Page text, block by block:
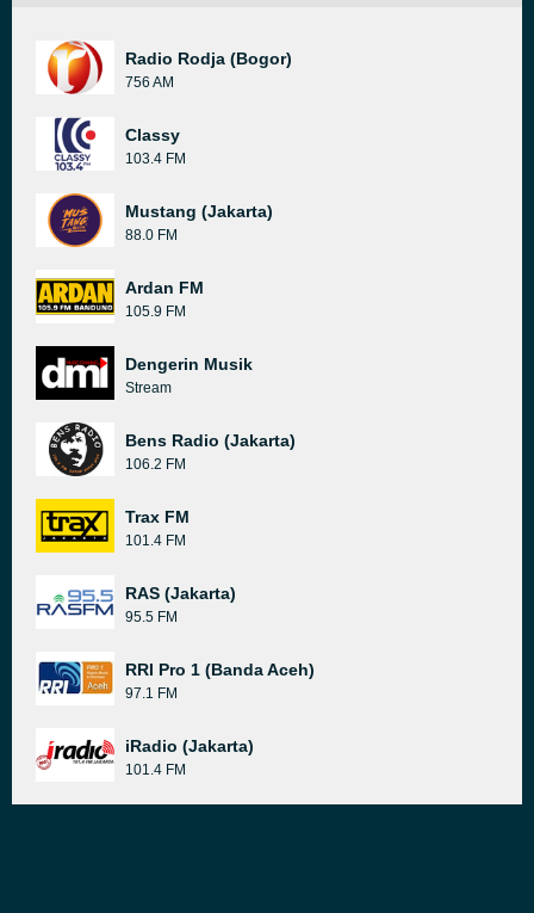
Radio Rodja (Bogor)
756 AM
Classy
103.4 FM
Mustang (Jakarta)
88.0 FM
Ardan FM
105.9 FM
Dengerin Musik
Stream
Bens Radio (Jakarta)
106.2 FM
Trax FM
101.4 FM
RAS (Jakarta)
95.5 FM
RRI Pro 1 (Banda Aceh)
97.1 FM
iRadio (Jakarta)
101.4 FM